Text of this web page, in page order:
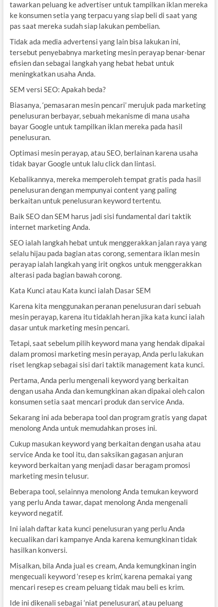
tawarkan peluang ke advertiser untuk tampilkan iklan mereka
ke konsumen setia yang terpacu yang siap beli di saat yang
pas saat mereka sudah siap lakukan pembelian.
Tidak ada media advertensi yang lain bisa lakukan ini,
tersebut penyebabnya marketing mesin perayap benar-benar
efisien dan sebagai langkah yang hebat hebat untuk
meningkatkan usaha Anda.
SEM versi SEO: Apakah beda?
Biasanya, ‘pemasaran mesin pencari’ merujuk pada marketing
penelusuran berbayar, sebuah mekanisme di mana usaha
bayar Google untuk tampilkan iklan mereka pada hasil
penelusuran.
Optimasi mesin perayap, atau SEO, berlainan karena usaha
tidak bayar Google untuk lalu click dan lintasi.
Kebalikannya, mereka memperoleh tempat gratis pada hasil
penelusuran dengan mempunyai content yang paling
berkaitan untuk penelusuran keyword tertentu.
Baik SEO dan SEM harus jadi sisi fundamental dari taktik
internet marketing Anda.
SEO ialah langkah hebat untuk menggerakkan jalan raya yang
selalu hijau pada bagian atas corong, sementara iklan mesin
perayap ialah langkah yang irit ongkos untuk menggerakkan
alterasi pada bagian bawah corong.
Kata Kunci atau Kata kunci ialah Dasar SEM
Karena kita menggunakan peranan penelusuran dari sebuah
mesin perayap, karena itu tidaklah heran jika kata kunci ialah
dasar untuk marketing mesin pencari.
Tetapi, saat sebelum pilih keyword mana yang hendak dipakai
dalam promosi marketing mesin perayap, Anda perlu lakukan
riset lengkap sebagai sisi dari taktik management kata kunci.
Pertama, Anda perlu mengenali keyword yang berkaitan
dengan usaha Anda dan kemungkinan akan dipakai oleh calon
konsumen setia saat mencari produk dan service Anda.
Sekarang ini ada beberapa tool dan program gratis yang dapat
menolong Anda untuk memudahkan proses ini.
Cukup masukan keyword yang berkaitan dengan usaha atau
service Anda ke tool itu, dan saksikan gagasan anjuran
keyword berkaitan yang menjadi dasar beragam promosi
marketing mesin telusur.
Beberapa tool, selainnya menolong Anda temukan keyword
yang perlu Anda tawar, dapat menolong Anda mengenali
keyword negatif.
Ini ialah daftar kata kunci penelusuran yang perlu Anda
kecualikan dari kampanye Anda karena kemungkinan tidak
hasilkan konversi.
Misalkan, bila Anda jual es cream, Anda kemungkinan ingin
mengecuali keyword ‘resep es krim’, karena pemakai yang
mencari resep es cream peluang tidak mau beli es krim.
Ide ini dikenali sebagai ‘niat penelusuran’, atau peluang